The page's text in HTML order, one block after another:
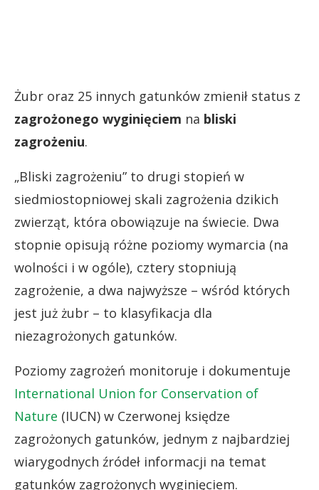
Żubr oraz 25 innych gatunków zmienił status z
zagrożonego wyginięciem na bliski
zagrożeniu.
„Bliski zagrożeniu” to drugi stopień w
siedmiostopniowej skali zagrożenia dzikich
zwierząt, która obowiązuje na świecie. Dwa
stopnie opisują różne poziomy wymarcia (na
wolności i w ogóle), cztery stopniują
zagrożenie, a dwa najwyższe – wśród których
jest już żubr – to klasyfikacja dla
niezagrożonych gatunków.
Poziomy zagrożeń monitoruje i dokumentuje
International Union for Conservation of
Nature (IUCN) w Czerwonej księdze
zagrożonych gatunków, jednym z najbardziej
wiarygodnych źródeł informacji na temat
gatunków zagrożonych wyginięciem.